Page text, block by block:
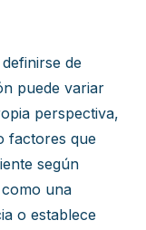
de
puede variar
perspectiva,
factores que
según
una
o establece